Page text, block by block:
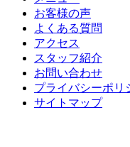
お客様の声
よくある質問
アクセス
スタッフ紹介
お問い合わせ
プライバシーポリ
サイトマップ